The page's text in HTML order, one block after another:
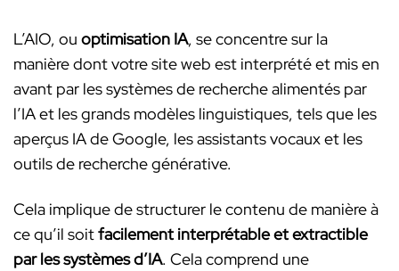
L’AIO, ou optimisation IA, se concentre sur la
manière dont votre site web est interprété et mis en
avant par les systèmes de recherche alimentés par
l’IA et les grands modèles linguistiques, tels que les
aperçus IA de Google, les assistants vocaux et les
outils de recherche générative.
Cela implique de structurer le contenu de manière à
ce qu’il soitfacilement interprétable et extractible
par les systèmes d’IA. Cela comprend une